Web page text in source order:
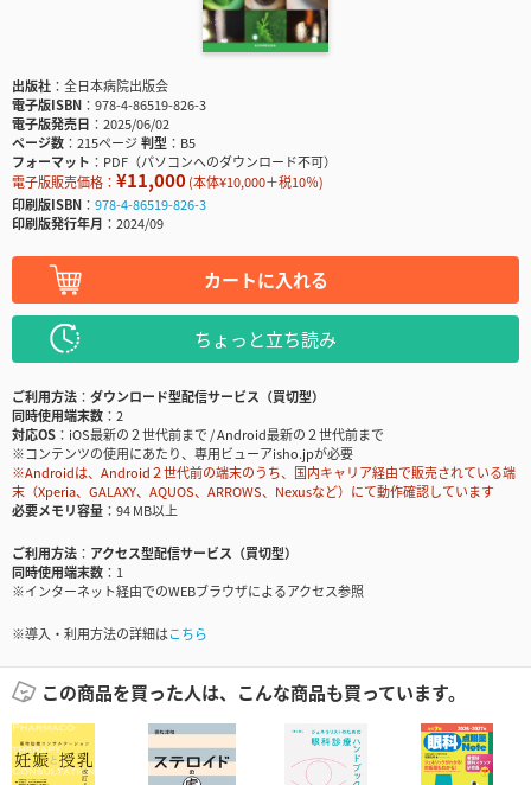
出版社
全日本病院出版会
電子版ISBN
978-4-86519-826-3
電子版発売日
2025/06/02
ページ数
215ページ判型
B5
フォーマット
PDF（パソコンへのダウンロード不可）
電子版販売価格： ¥11,000(本体¥10,000＋税10％)
印刷版ISBN
978-4-86519-826-3
印刷版発行年月
2024/09
カートに入れる
ちょっと立ち読み
ご利用方法
ダウンロード型配信サービス（買切型）
同時使用端末数
2
対応OS
iOS最新の２世代前まで / Android最新の２世代前まで
※コンテンツの使用にあたり、専用ビューアisho.jpが必要
※Androidは、Android２世代前の端末のうち、国内キャリア経由で販売されている端
末（Xperia、GALAXY、AQUOS、ARROWS、Nexusなど）にて動作確認しています
必要メモリ容量
94 MB以上
ご利用方法
アクセス型配信サービス（買切型）
同時使用端末数
1
※インターネット経由でのWEBブラウザによるアクセス参照
※導入・利用方法の詳細はこちら
この商品を買った人は、こんな商品も買っています。